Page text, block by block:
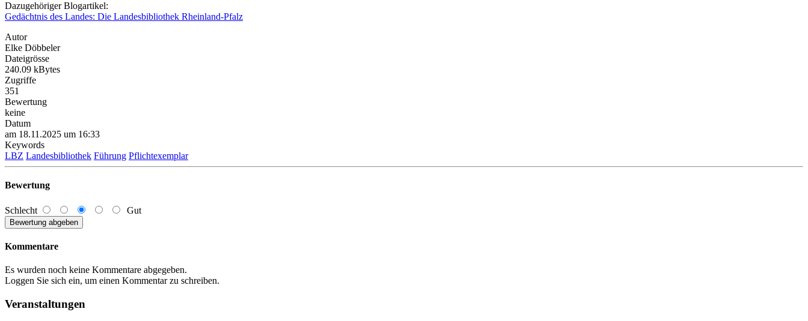
Dazugehöriger Blogartikel:
Gedächtnis des Landes: Die Landesbibliothek Rheinland-Pfalz
Autor
Elke Döbbeler
Dateigrösse
240.09 kBytes
Zugriffe
351
Bewertung
keine
Datum
am 18.11.2025 um 16:33
Keywords
LBZ Landesbibliothek Führung Pflichtexemplar
Bewertung
Schlecht Gut
Kommentare
Es wurden noch keine Kommentare abgegeben.
Loggen Sie sich ein, um einen Kommentar zu schreiben.
Veranstaltungen